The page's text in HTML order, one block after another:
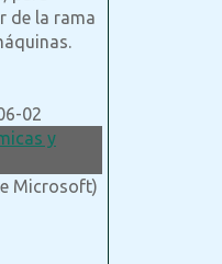
de la rama
02
y
Microsoft)